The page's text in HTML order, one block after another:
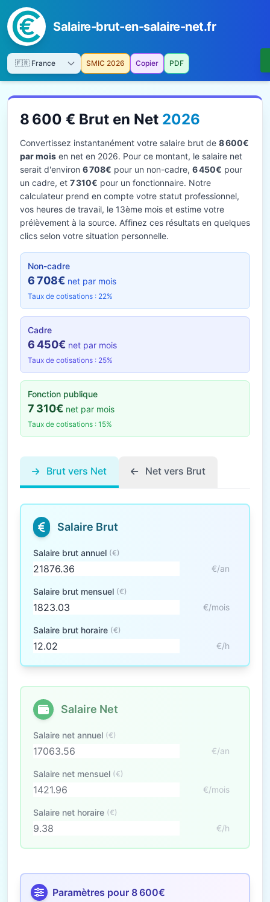
Salaire-brut-en-salaire-net.fr
SMIC 2026 Copier PDF
8 600 € Brut en Net 2026
Convertissez instantanément votre salaire brut de 8 600€
par mois en net en 2026. Pour ce montant, le salaire net
serait d'environ 6 708€ pour un non-cadre, 6 450€ pour
un cadre, et 7 310€ pour un fonctionnaire. Notre
calculateur prend en compte votre statut professionnel,
vos heures de travail, le 13ème mois et estime votre
prélèvement à la source. Affinez ces résultats en quelques
clics selon votre situation personnelle.
Non-cadre
6 708€ net par mois
Taux de cotisations : 22%
Cadre
6 450€ net par mois
Taux de cotisations : 25%
Fonction publique
7 310€ net par mois
Taux de cotisations : 15%
Brut vers Net Net vers Brut
Salaire Brut
Salaire brut annuel (€)
€/an
Salaire brut mensuel (€)
€/mois
Salaire brut horaire (€)
€/h
Salaire Net
Salaire net annuel (€)
€/an
Salaire net mensuel (€)
€/mois
Salaire net horaire (€)
€/h
Paramètres pour 8 600€